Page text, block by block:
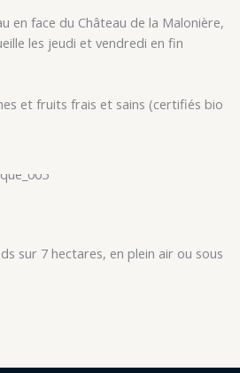
en face du Château de la Malonière,
les jeudi et vendredi en fin
et fruits frais et sains (certifiés bio
sur 7 hectares, en plein air ou sous